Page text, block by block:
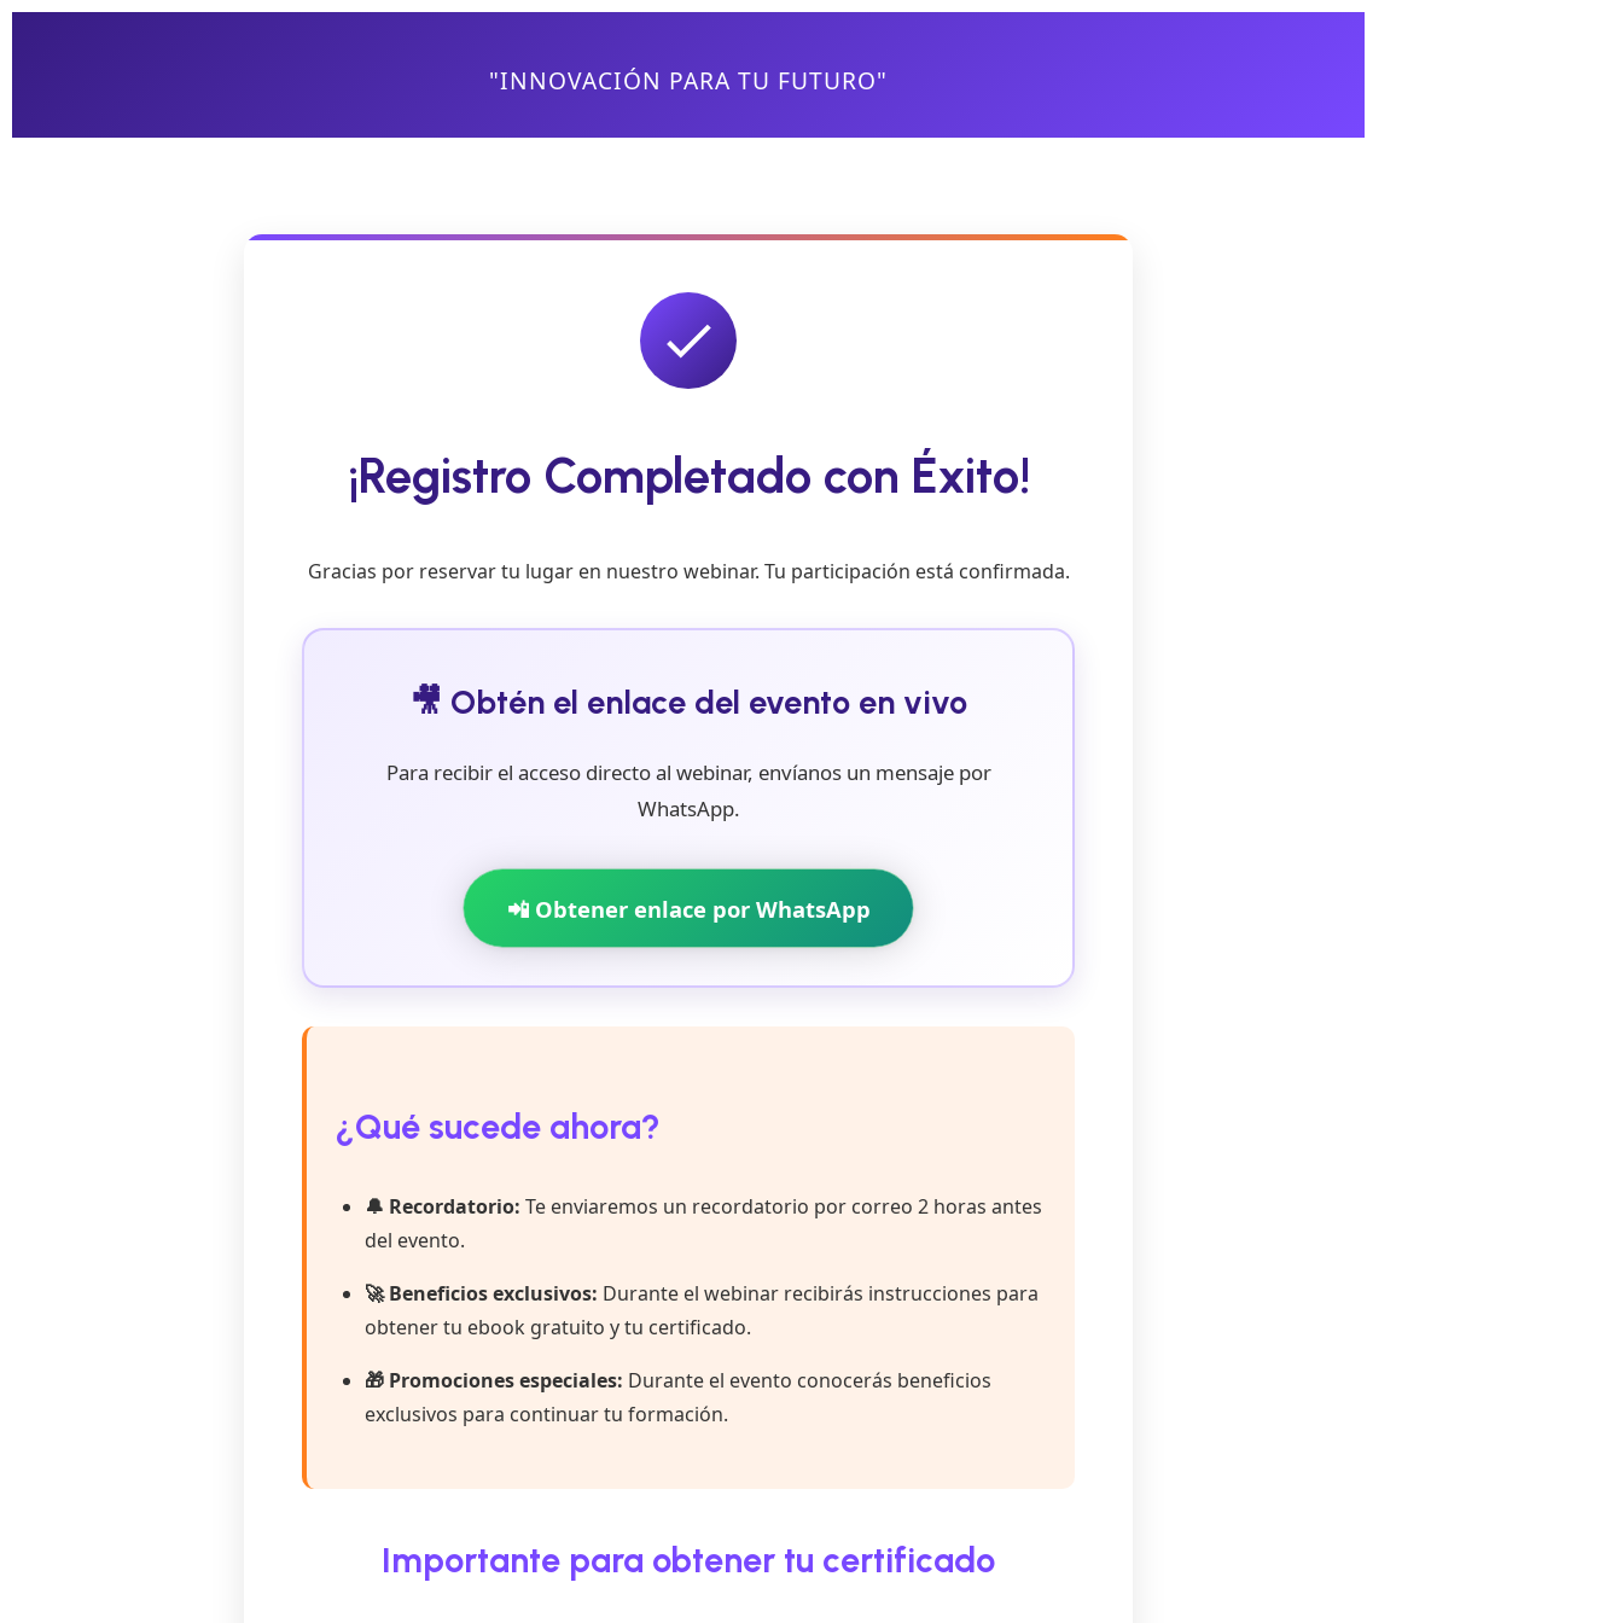
"INNOVACIÓN PARA TU FUTURO"
¡Registro Completado con Éxito!
Gracias por reservar tu lugar en nuestro webinar. Tu participación está confirmada.
🎥 Obtén el enlace del evento en vivo
Para recibir el acceso directo al webinar, envíanos un mensaje por
WhatsApp.
📲 Obtener enlace por WhatsApp
¿Qué sucede ahora?
🔔 Recordatorio: Te enviaremos un recordatorio por correo 2 horas antes
del evento.
🚀 Beneficios exclusivos: Durante el webinar recibirás instrucciones para
obtener tu ebook gratuito y tu certificado.
🎁 Promociones especiales: Durante el evento conocerás beneficios
exclusivos para continuar tu formación.
Importante para obtener tu certificado